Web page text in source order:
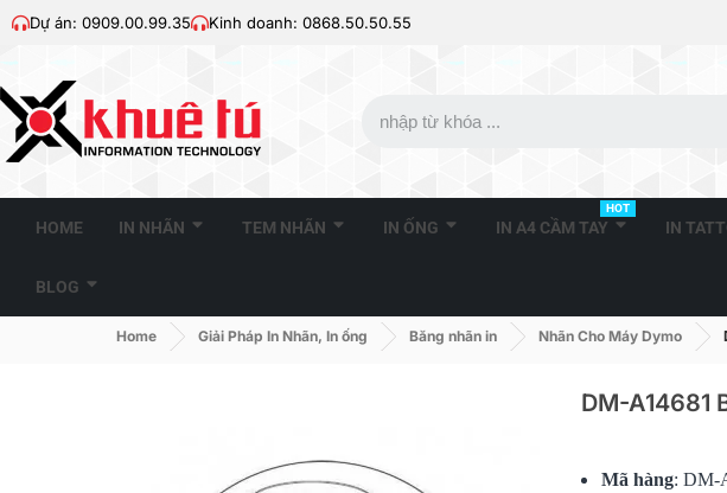
Dự án: 0909.00.99.35 Kinh doanh: 0868.50.50.55
HOME IN NHÃN TEM NHÃN IN ỐNG IN A4 CẦM TAY
HOT
IN
BLOG
Home Giải Pháp In Nhãn, In ống Băng nhãn in Nhãn Cho Máy Dymo
DM-A14681
Mã hàng: DM-
DM-